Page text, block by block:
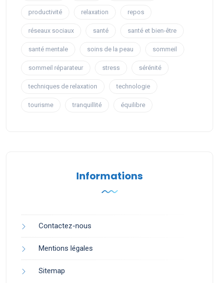
productivité relaxation repos
réseaux sociaux santé santé et bien-être
santé mentale soins de la peau sommeil
sommeil réparateur stress sérénité
techniques de relaxation technologie
tourisme tranquillité équilibre
Informations
Contactez-nous
Mentions légales
Sitemap